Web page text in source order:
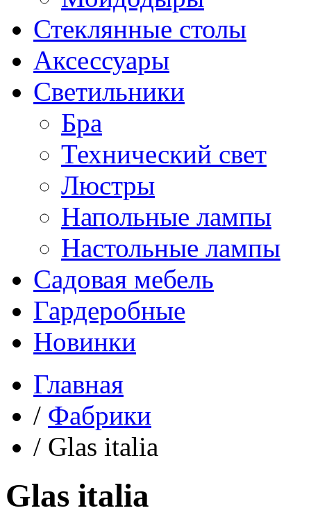
Стеклянные столы
Аксессуары
Светильники
Бра
Технический свет
Люстры
Напольные лампы
Настольные лампы
Садовая мебель
Гардеробные
Новинки
Главная
/ Фабрики
/ Glas italia
Glas italia